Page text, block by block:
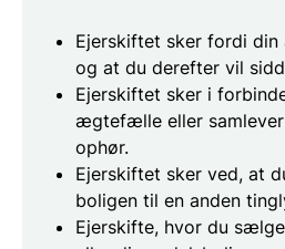
Ejerskiftet sker fordi
og at du derefter vil
Ejerskiftet sker i
ægtefælle eller
ophør.
Ejerskiftet sker ved, at
boligen til en anden
Ejerskifte, hvor du